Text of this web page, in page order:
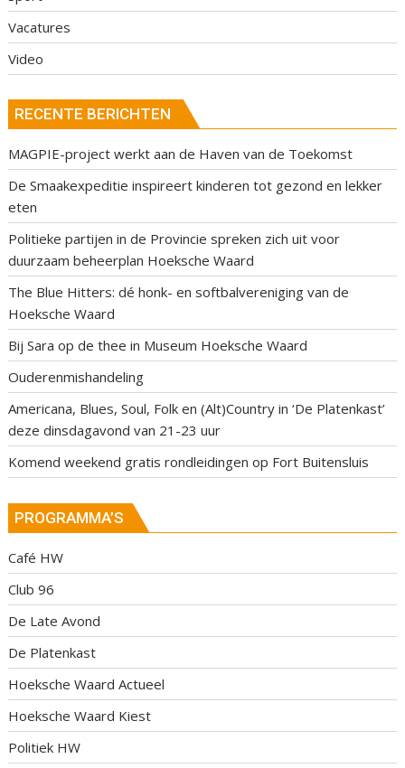
Vacatures
Video
RECENTE BERICHTEN
MAGPIE-project werkt aan de Haven van de Toekomst
De Smaakexpeditie inspireert kinderen tot gezond en lekker
eten
Politieke partijen in de Provincie spreken zich uit voor
duurzaam beheerplan Hoeksche Waard
The Blue Hitters: dé honk- en softbalvereniging van de
Hoeksche Waard
Bij Sara op de thee in Museum Hoeksche Waard
Ouderenmishandeling
Americana, Blues, Soul, Folk en (Alt)Country in ‘De Platenkast’
deze dinsdagavond van 21-23 uur
Komend weekend gratis rondleidingen op Fort Buitensluis
PROGRAMMA’S
Café HW
Club 96
De Late Avond
De Platenkast
Hoeksche Waard Actueel
Hoeksche Waard Kiest
Politiek HW